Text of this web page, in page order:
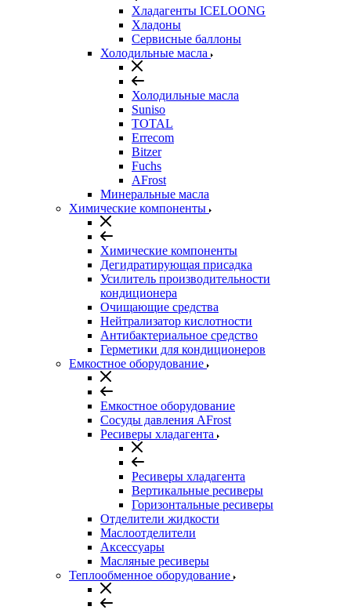
Хладагенты ICELOONG
Хладоны
Сервисные баллоны
Холодильные масла
Холодильные масла
Suniso
TOTAL
Errecom
Bitzer
Fuchs
AFrost
Минеральные масла
Химические компоненты
Химические компоненты
Дегидратирующая присадка
Усилитель производительности
кондиционера
Очищающие средства
Нейтрализатор кислотности
Антибактериальное средство
Герметики для кондиционеров
Емкостное оборудование
Емкостное оборудование
Сосуды давления AFrost
Ресиверы хладагента
Ресиверы хладагента
Вертикальные ресиверы
Горизонтальные ресиверы
Отделители жидкости
Маслоотделители
Аксессуары
Масляные ресиверы
Теплообменное оборудование